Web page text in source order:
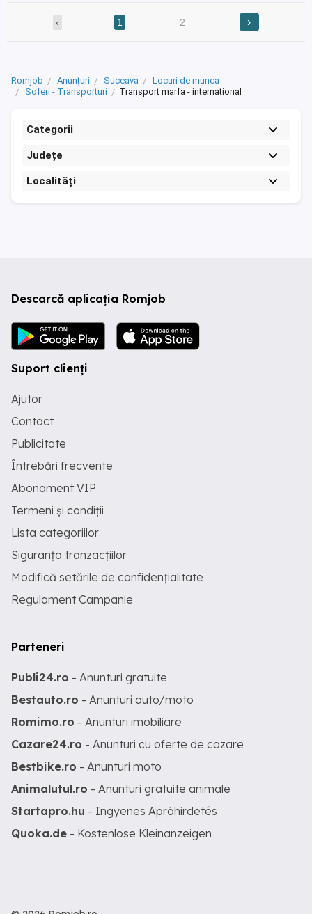
‹ 1 2 ›
Romjob Anunțuri Suceava
Locuri de munca
Soferi - Transporturi
Transport marfa - international
Categorii
Județe
Localități
Descarcă aplicația Romjob
Suport clienți
Ajutor
Contact
Publicitate
Întrebări frecvente
Abonament VIP
Termeni și condiții
Lista categoriilor
Siguranța tranzacțiilor
Modifică setările de confidențialitate
Regulament Campanie
Parteneri
Publi24.ro - Anunturi gratuite
Bestauto.ro - Anunturi auto/moto
Romimo.ro - Anunturi imobiliare
Cazare24.ro - Anunturi cu oferte de cazare
Bestbike.ro - Anunturi moto
Animalutul.ro - Anunturi gratuite animale
Startapro.hu - Ingyenes Apróhirdetés
Quoka.de - Kostenlose Kleinanzeigen